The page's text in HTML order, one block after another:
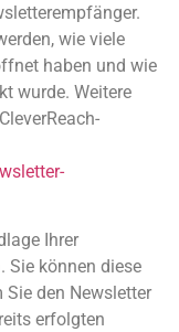
wie viele
haben und wie
wurde. Weitere
Ihrer
Sie können diese
den Newsletter
erfolgten